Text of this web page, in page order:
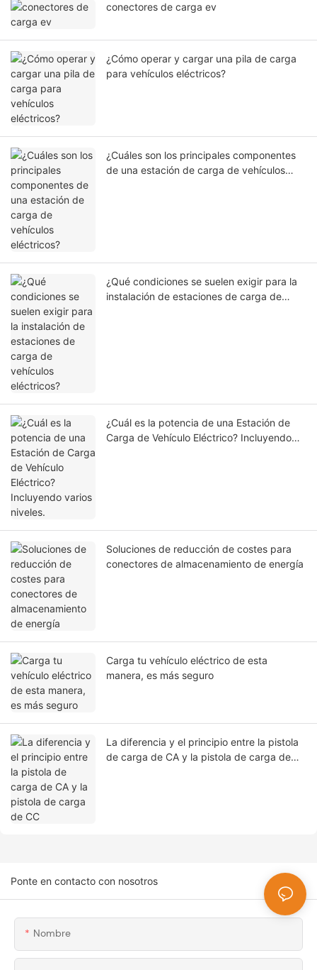
conectores de carga ev
¿Cómo operar y cargar una pila de carga
para vehículos eléctricos?
¿Cuáles son los principales componentes
de una estación de carga de vehículos
¿Qué condiciones se suelen exigir para la
instalación de estaciones de carga de
¿Cuál es la potencia de una Estación de
Carga de Vehículo Eléctrico? Incluyendo
Soluciones de reducción de costes para
conectores de almacenamiento de energía
Carga tu vehículo eléctrico de esta
manera, es más seguro
La diferencia y el principio entre la pistola
de carga de CA y la pistola de carga de
Ponte en contacto con nosotros
Nombre